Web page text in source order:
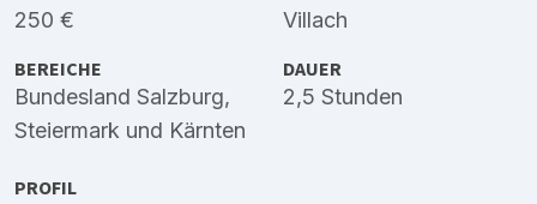
250 € Villach
BEREICHE
Bundesland Salzburg,
Steiermark und Kärnten
DAUER
2,5 Stunden
PROFIL